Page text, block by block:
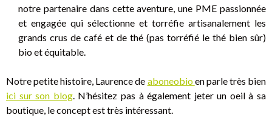
notre partenaire dans cette aventure, une PME passionnée
et engagée qui sélectionne et torréfie artisanalement les
grands crus de café et de thé (pas torréfié le thé bien sûr)
bio et équitable.
Notre petite histoire, Laurence de aboneobioen parle très bien
ici sur son blog. N’hésitez pas à également jeter un oeil à sa
boutique, le concept est très intéressant.